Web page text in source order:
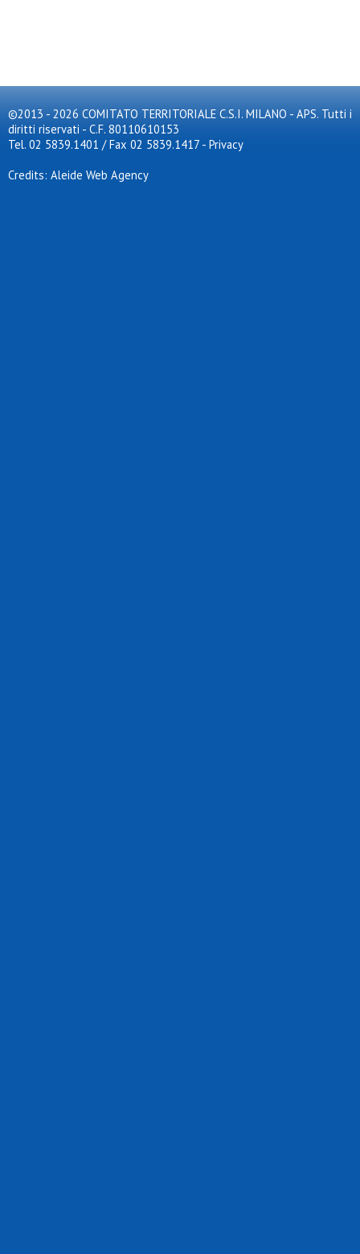
©2013 - 2026 COMITATO TERRITORIALE C.S.I. MILANO - APS. Tutti i
diritti riservati - C.F. 80110610153
Tel. 02 5839.1401 / Fax 02 5839.1417 - Privacy
Credits: Aleide Web Agency